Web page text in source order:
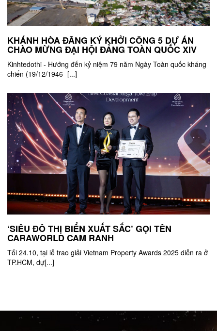
KHÁNH HÒA ĐĂNG KÝ KHỞI CÔNG 5 DỰ ÁN
CHÀO MỪNG ĐẠI HỘI ĐẢNG TOÀN QUỐC XIV
Kinhtedothi - Hướng đến kỷ niệm 79 năm Ngày Toàn quốc kháng
chiến (19/12/1946 -[...]
‘SIÊU ĐÔ THỊ BIỂN XUẤT SẮC’ GỌI TÊN
CARAWORLD CAM RANH
Tối 24.10, tại lễ trao giải Vietnam Property Awards 2025 diễn ra ở
TP.HCM, dự[...]